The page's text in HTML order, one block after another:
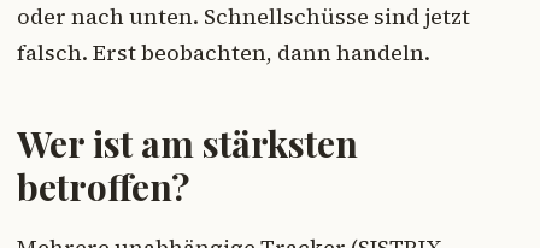
oder nach unten. Schnellschüsse sind jetzt
falsch. Erst beobachten, dann handeln.
Wer ist am stärksten
betroffen?